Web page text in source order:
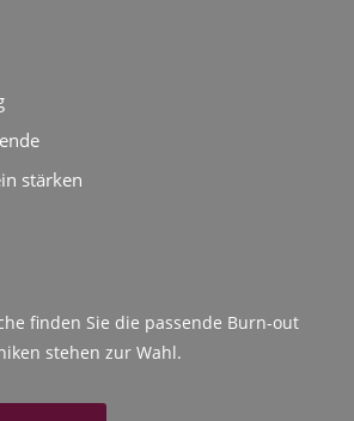
stärken
finden Sie die passende Burn-out
stehen zur Wahl.